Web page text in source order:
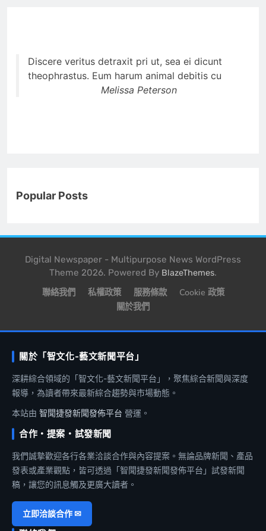
Discere veritus detraxit pri ut, sea ei dicunt
theophrastus. Eum harum animal debitis cu
Melissa Peterson
Popular Posts
Digital Newspaper - Multipurpose News WordPress
Theme 2026. Powered By BlazeThemes.
聯絡我們 私權政策 服務條款
Cookie 政策
關於我們
關於「智文化-藝文新聞平台」
深耕綜合領域的「智文化-藝文新聞平台」，聚焦綜合新聞與深度
報導，為讀者帶來最新綜合趨勢與市場動態。
本站由 智聞捷發新聞發佈平台 營運。
合作・提案・試發新聞
我們誠摯歡迎各行各業洽談合作與內容提案。無論品牌新聞、產品
發表或產業觀點，皆可透過「智聞捷發新聞發佈平台」試發新聞
稿，讓您的訊息觸及更廣大讀者。
立即洽談合作 ✉